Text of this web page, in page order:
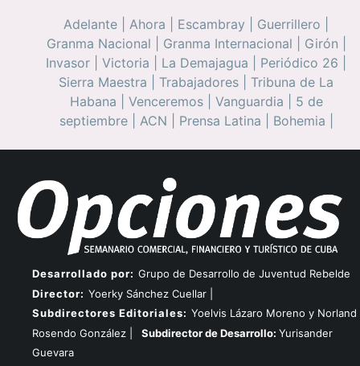
Adelante Ahora Escambray Guerrillero
Granma Nacional
Granma Internacional Girón
Invasor
Victoria La Demajagua Periódico 26
Sierra Maestra
Trabajadores
Tribuna de La
Habana
Venceremos| Vanguardia
5 de
septiembre| ACN Prensa Latina Bohemia
Desarrollado por: Grupo de Desarrollo de Juventud Rebelde
Director: Yoerky Sánchez Cuellar |
Subdirectores Editoriales: Yoelvis Lázaro Moreno y Norland
Rosendo González |
Subdirector de Desarrollo: Yurisander
Guevara